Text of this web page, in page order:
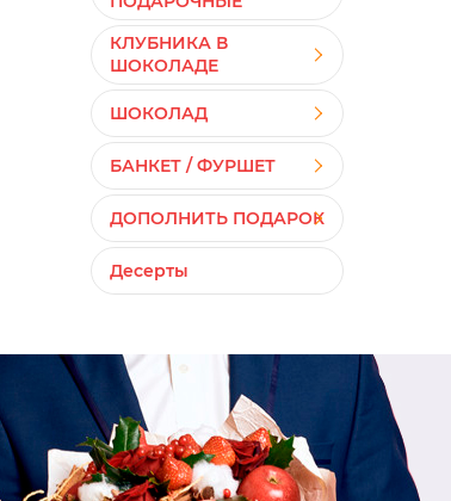
КЛУБНИКА В
ШОКОЛАДЕ
ШОКОЛАД
БАНКЕТ / ФУРШЕТ
ДОПОЛНИТЬ ПОДАРОК
Десерты